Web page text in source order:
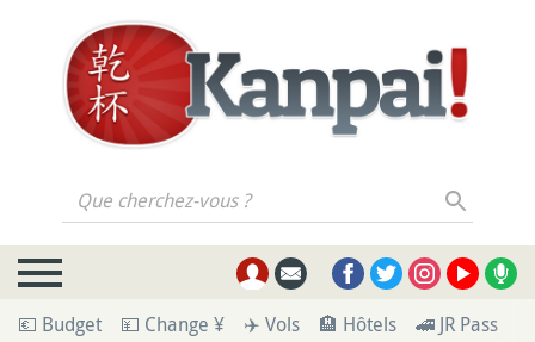
Que cherchez-vous ?
💶 Budget 💴 Change ¥ ✈️ Vols 🏨 Hôtels 🚄 JR Pass